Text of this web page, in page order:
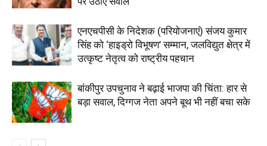
एनएचपीसी के निदेशक (परियोजनाएं) संजय कुमार
सिंह को ‘हाइड्रो विभूषण’ सम्मान, जलविद्युत क्षेत्र में
उत्कृष्ट नेतृत्व को राष्ट्रीय पहचान
बांकीपुर उपचुनाव ने बढ़ाई भाजपा की चिंता: हार से
बड़ा सवाल, दिग्गज नेता अपने बूथ भी नहीं बचा सके